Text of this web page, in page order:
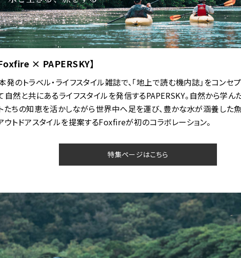
Foxfire × PAPERSKY】
発のトラベル・ライフスタイル雑誌で、「地上で読む機内誌」をコンセ
自然と共にあるライフスタイルを発信するPAPERSKY。自然から学ん
たちの知恵を活かしながら世界中へ足を運び、豊かな水が涵養した
ウトドアスタイルを提案するFoxfireが初のコラボレーション。
特集ページはこちら